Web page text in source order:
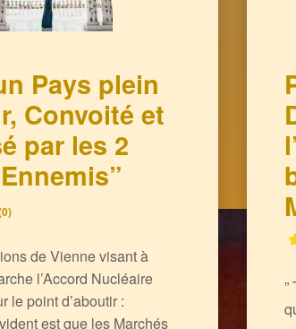
Pays plein
Convoité et
par les 2
de Vienne visant à
l’Accord Nucléaire
le point d’aboutir :
est que les Marchés
”